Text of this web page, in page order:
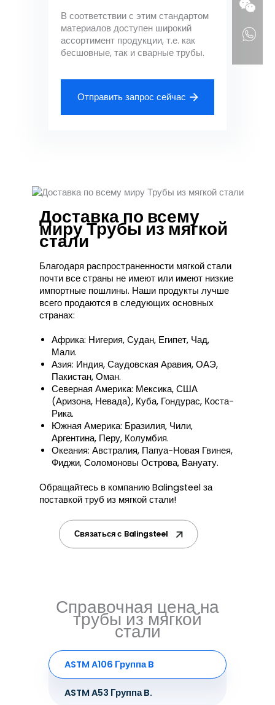
В соответствии с этим стандартом
материалов доступен широкий
ассортимент продукции, т.е. как
бесшовные, так и сварные трубы.
Отправить запрос сейчас
Доставка по всему
миру Трубы из мягкой
стали
Благодаря распространенности мягкой стали
почти все страны не имеют или имеют низкие
импортные пошлины. Наши продукты лучше
всего продаются в следующих основных
странах:
Африка: Нигерия, Судан, Египет, Чад,
Мали.
Азия: Индия, Саудовская Аравия, ОАЭ,
Пакистан, Оман.
Северная Америка: Мексика, США
(Аризона, Невада), Куба, Гондурас, Коста-
Рика.
Южная Америка: Бразилия, Чили,
Аргентина, Перу, Колумбия.
Океания: Австралия, Папуа-Новая Гвинея,
Фиджи, Соломоновы Острова, Вануату.
Обращайтесь в компанию Balingsteel за
поставкой труб из мягкой стали!
Связаться с Balingsteel
Справочная цена на
трубы из мягкой
стали
ASTM A106 Группа B
ASTM A53 Группа B.